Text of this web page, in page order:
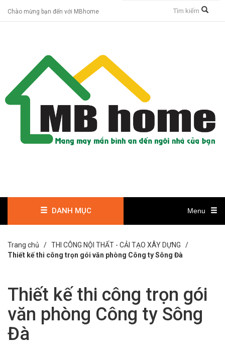
Chào mừng bạn đến với MBhome
DANH MỤC Menu
Trang chủ / THI CÔNG NỘI THẤT - CẢI TẠO XÂY DỰNG /
Thiết kế thi công trọn gói văn phòng Công ty Sông Đà
Thiết kế thi công trọn gói
văn phòng Công ty Sông
Đà